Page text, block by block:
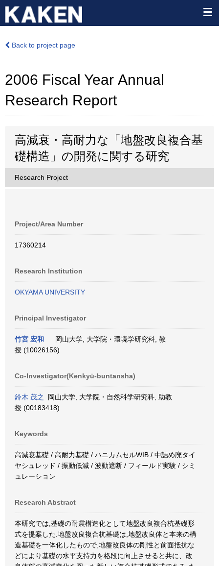
Back to project page
2006 Fiscal Year Annual
Research Report
高減衰・高耐力な「地盤改良複合基
礎構造」の開発に関する研究
Research Project
Project/Area Number
17360214
Research Institution
OKYAMA UNIVERSITY
Principal Investigator
竹宮 宏和
岡山大学, 大学院・環境学研究科, 教
授 (10026156)
Co-Investigator(Kenkyū-buntansha)
鈴木 茂之
岡山大学, 大学院・自然科学研究科, 助教
授 (00183418)
Keywords
高減衰基礎 / 高耐力基礎 / ハニカムセルWIB / 中詰め廃タイ
ヤシュレッド / 振動低減 / 波動遮断 / フィールド実験 / シミ
ュレーション
Research Abstract
本研究では,基礎の耐震構造化として地盤改良複合杭基礎形
式を提案した.地盤改良複合杭基礎は,地盤改良体と本来の構
造基礎を一体化したもので,地盤改良体の剛性と前面抵抗な
どにより基礎の水平支持力を格段に向上させると共に、改